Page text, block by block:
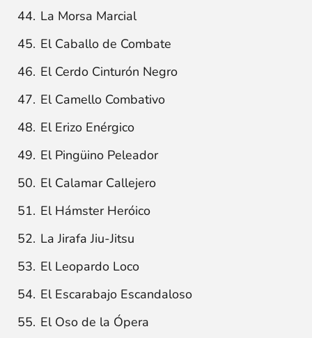
La Morsa Marcial
El Caballo de Combate
El Cerdo Cinturón Negro
El Camello Combativo
El Erizo Enérgico
El Pingüino Peleador
El Calamar Callejero
El Hámster Heróico
La Jirafa Jiu-Jitsu
El Leopardo Loco
El Escarabajo Escandaloso
El Oso de la Ópera